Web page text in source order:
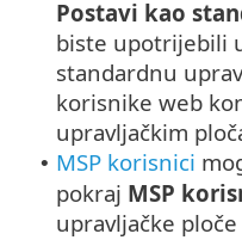
Postavi kao
biste upotrijebili
standardnu
korisnike web
upravljačkim
• MSP korisnici
pokraj MSP
upravljačke